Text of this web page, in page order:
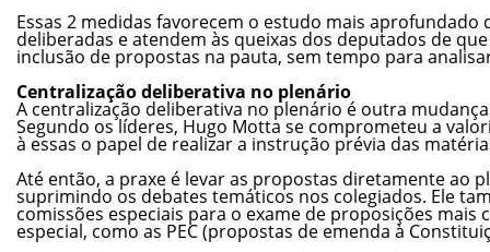
Essas 2 medidas favorecem o estudo mais aprofundado
deliberadas e atendem às queixas dos deputados de
inclusão de propostas na pauta, sem tempo para
Centralização deliberativa no plenário
A centralização deliberativa no plenário é outra
Segundo os líderes, Hugo Motta se comprometeu a
à essas o papel de realizar a instrução prévia das
Até então, a praxe é levar as propostas diretamente ao
suprimindo os debates temáticos nos colegiados. Ele
comissões especiais para o exame de proposições
especial, como as PEC (propostas de emenda à